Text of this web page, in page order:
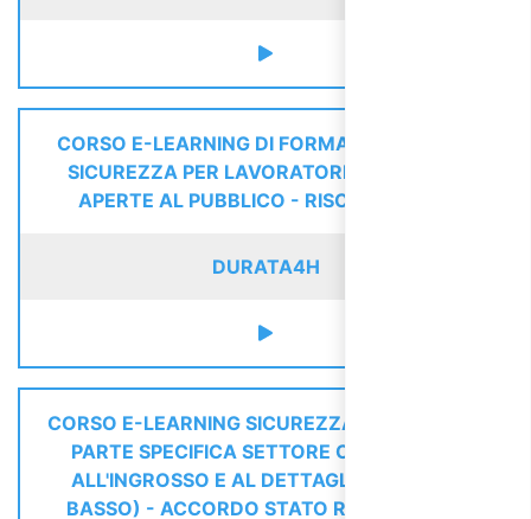
CORSO E-LEARNING DI FORMAZIONE SULLA
SICUREZZA PER LAVORATORI DI ATTIVITÀ
APERTE AL PUBBLICO - RISCHIO BASSO
DURATA4H
CORSO E-LEARNING SICUREZZA LAVORATORI
PARTE SPECIFICA SETTORE COMMERCIO
ALL'INGROSSO E AL DETTAGLIO (RISCHIO
BASSO) - ACCORDO STATO REGIONI 2025